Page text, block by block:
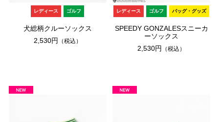
レディース ゴルフ
犬総柄クルーソックス
2,530円
（税込）
レディース ゴルフ バッグ・グッズ
SPEEDY GONZALESスニーカ
ーソックス
2,530円
（税込）